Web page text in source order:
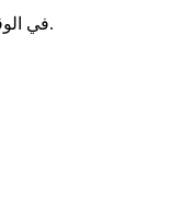
تتبع أداء سعر Devikins(DVK) في الوقت الفعلي.